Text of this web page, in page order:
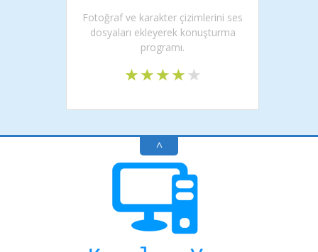
Fotoğraf ve karakter çizimlerini ses
dosyaları ekleyerek konuşturma
programı.
^